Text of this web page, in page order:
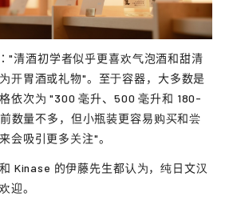
"清酒初学者似乎更喜欢气泡酒和甜清
开胃酒或礼物"。至于容器，大多数是
依次为 "300 毫升、500 毫升和 180-
数量不多，但小瓶装更容易购买和尝
会吸引更多关注"。
Kinase 的伊藤先生都认为，纯日文汉
迎。